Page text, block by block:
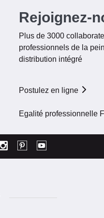
Rejoignez-
Plus de 3000
professionnels de la
distribution intégré
Postulez en ligne
Egalité professionnelle